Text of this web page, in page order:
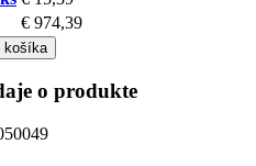
€ 974,39
košíka
o produkte